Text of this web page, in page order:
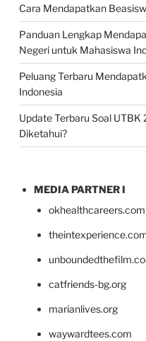
Cara Mendapatkan
Panduan Lengkap
Negeri untuk Mahasiswa
Peluang Terbaru
Indonesia
Update Terbaru Soal UTBK
Diketahui?
MEDIA PARTNER I
okhealthcareers.com
catfriends-bg.org
marianlives.org
waywardtees.com